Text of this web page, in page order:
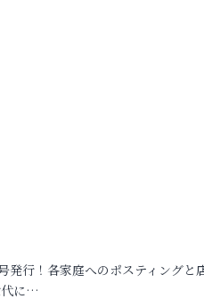
発行！各家庭へのポスティングと
代に…